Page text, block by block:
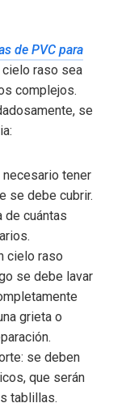
de PVC para
raso sea
complejos.
se
necesario tener
se debe cubrir.
de cuántas
cielo raso
se debe lavar
grieta o
se deben
que serán
tablillas.